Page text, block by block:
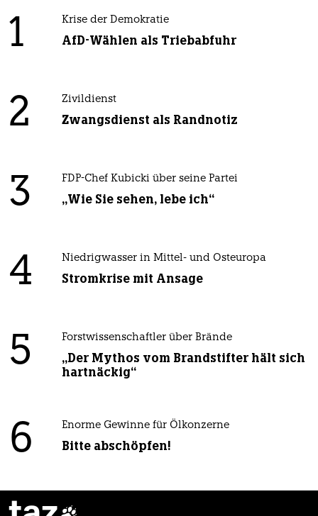
1 Krise der Demokratie
AfD-Wählen als Triebabfuhr
2 Zivildienst
Zwangsdienst als Randnotiz
3 FDP-Chef Kubicki über seine Partei
„Wie Sie sehen, lebe ich“
4 Niedrigwasser in Mittel- und Osteuropa
Stromkrise mit Ansage
5 Forstwissenschaftler über Brände
„Der Mythos vom Brandstifter hält sich
hartnäckig“
6 Enorme Gewinne für Ölkonzerne
Bitte abschöpfen!